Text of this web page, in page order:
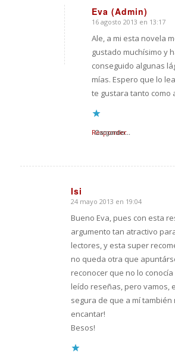
Eva (Admin)
Dice:
16 agosto 2013 en 13:17
Ale, a mi esta novela
gustado muchísimo y
conseguido algunas
mías. Espero que lo
te gustara tanto como
Cargando...
Responder
Isi
Dice:
24 mayo 2013 en 19:04
Bueno Eva, pues con esta
argumento tan atractivo
lectores, y esta super
no queda otra que
reconocer que no lo
leído reseñas, pero vamos,
segura de que a mí también
encantar!
Besos!